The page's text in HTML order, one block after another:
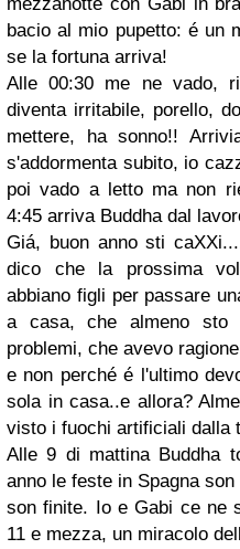
bacio al mio pupetto: é un
se la fortuna arriva!
Alle 00:30 me ne vado,
diventa irritabile, porello,
mettere, ha sonno!!
s'addormenta subito, io
poi vado a letto ma non
4:45 arriva Buddha dal
Giá, buon anno sti
dico che la prossima
abbiano figli per passare
a casa, che almeno sto
problemi, che avevo
e non perché é l'ultimo
sola in casa..e allora?
visto i fuochi artificiali dalla
Alle 9 di mattina Buddha
anno le feste in Spagna
son finite. Io e Gabi ce ne
11 e mezza, un miracolo